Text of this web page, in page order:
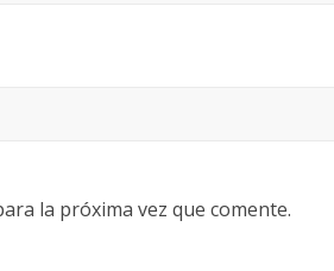
la próxima vez que comente.